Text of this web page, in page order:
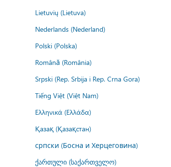
Lietuvių (Lietuva)
Nederlands (Nederland)
Polski (Polska)
Română (România)
Srpski (Rep. Srbija i Rep. Crna Gora)
Tiếng Việt (Việt Nam)
Ελληνικά (Ελλάδα)
Қазақ (Қазақстан)
српски (Босна и Херцеговина)
ქართული (საქართველო)